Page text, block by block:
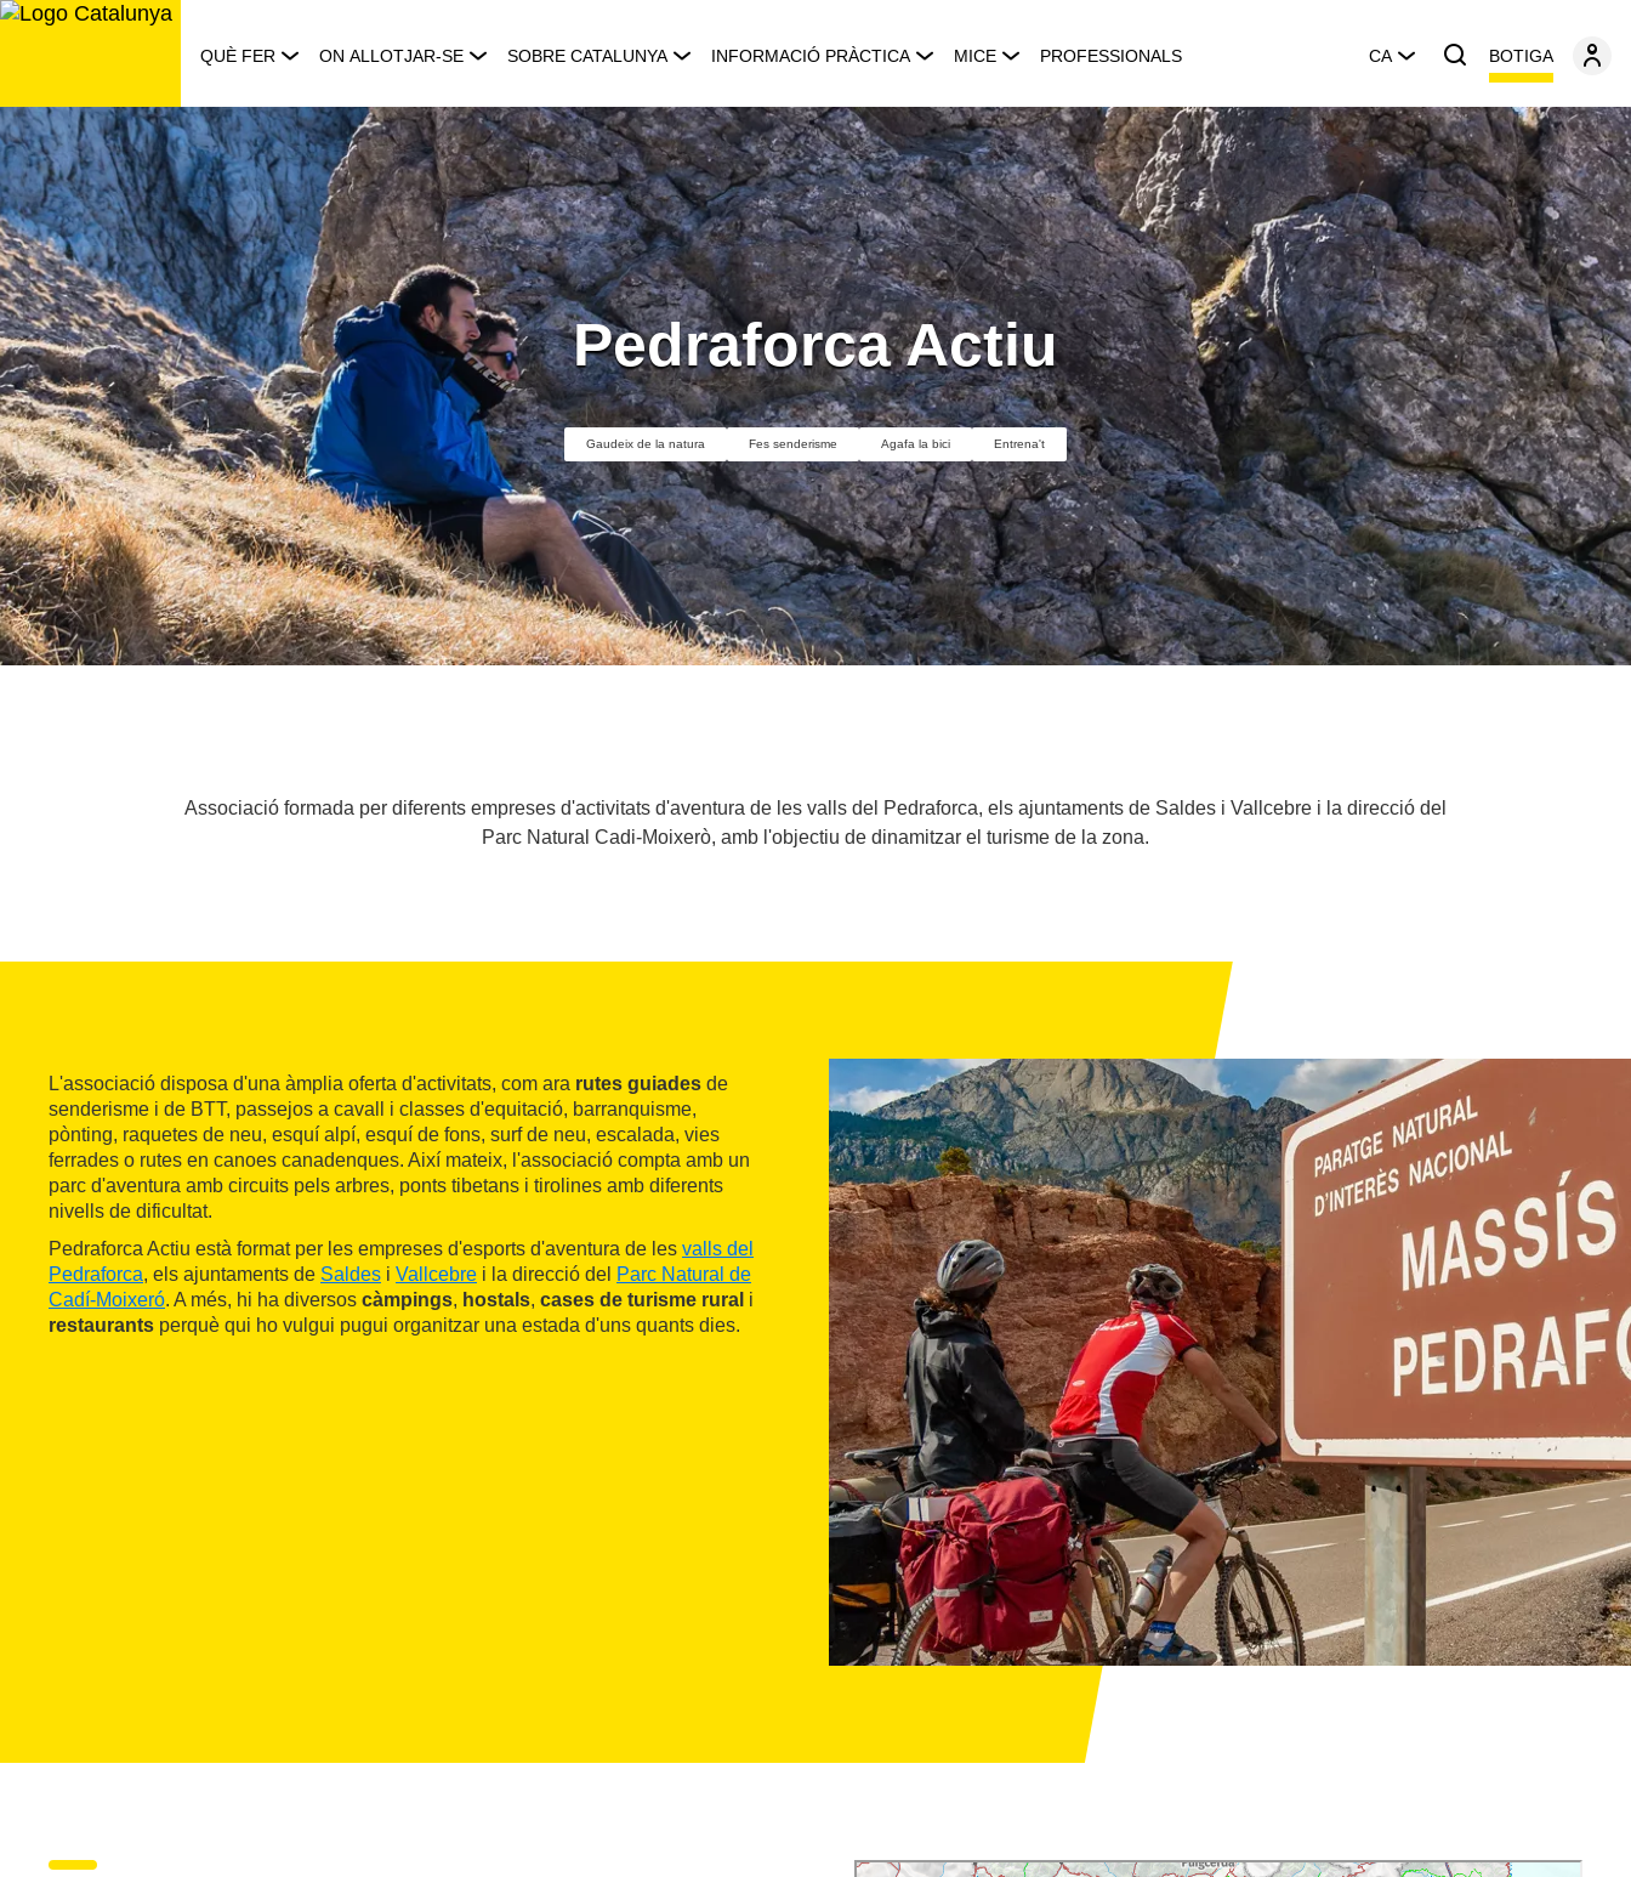
Saltar
QUÈ FER ON ALLOTJAR-SE SOBRE CATALUNYA INFORMACIÓ PRÀCTICA MICE PROFESSIONALS CA BOTIGA
Pedraforca Actiu
Gaudeix de la natura Fes senderisme Agafa la bici Entrena't
Associació formada per diferents empreses d'activitats d'aventura de les valls del Pedraforca, els ajuntaments de Saldes i Vallcebre i la direcció del
Parc Natural Cadi-Moixerò, amb l'objectiu de dinamitzar el turisme de la zona.
L'associació disposa d'una àmplia oferta d'activitats, com ara rutes guiades de
senderisme i de BTT, passejos a cavall i classes d'equitació, barranquisme,
pònting, raquetes de neu, esquí alpí, esquí de fons, surf de neu, escalada, vies
ferrades o rutes en canoes canadenques. Així mateix, l'associació compta amb un
parc d'aventura amb circuits pels arbres, ponts tibetans i tirolines amb diferents
nivells de dificultat.
Pedraforca Actiu està format per les empreses d'esports d'aventura de les valls del
Pedraforca, els ajuntaments de Saldes i Vallcebre i la direcció del Parc Natural de
Cadí-Moixeró. A més, hi ha diversos càmpings, hostals, cases de turisme rural i
restaurants perquè qui ho vulgui pugui organitzar una estada d'uns quants dies.